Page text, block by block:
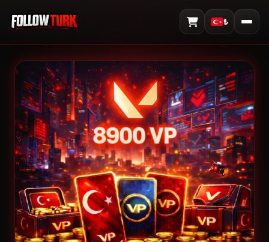
Sepeti Görüntüle
₺